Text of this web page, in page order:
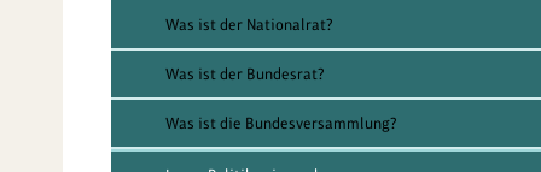
Was ist der Nationalrat?
Was ist der Bundesrat?
Was ist die Bundesversammlung?